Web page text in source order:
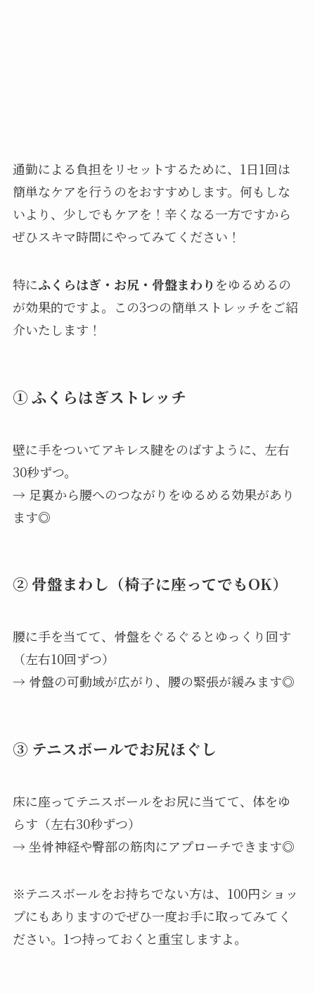
通勤による負担をリセットするために、1日1回は
簡単なケアを行うのをおすすめします。何もしな
いより、少しでもケアを！辛くなる一方ですから
ぜひスキマ時間にやってみてください！
特にふくらはぎ・お尻・骨盤まわり をゆるめるの
が効果的ですよ。この3つの簡単ストレッチをご紹
介いたします！
① ふくらはぎストレッチ
壁に手をついてアキレス腱をのばすように、左右
30秒ずつ。
→ 足裏から腰へのつながりをゆるめる効果があり
ます◎
② 骨盤まわし（椅子に座ってでもOK）
腰に手を当てて、骨盤をぐるぐるとゆっくり回す
（左右10回ずつ）
→ 骨盤の可動域が広がり、腰の緊張が緩みます◎
③ テニスボールでお尻ほぐし
床に座ってテニスボールをお尻に当てて、体をゆ
らす（左右30秒ずつ）
→ 坐骨神経や臀部の筋肉にアプローチできます◎
※テニスボールをお持ちでない方は、100円ショッ
プにもありますのでぜひ一度お手に取ってみてく
ださい。1つ持っておくと重宝しますよ。